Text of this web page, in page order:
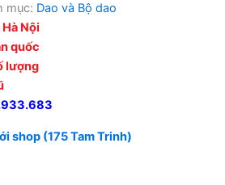
mục: Dao và Bộ dao
Nội
quốc
lượng
shop (175 Tam Trinh)